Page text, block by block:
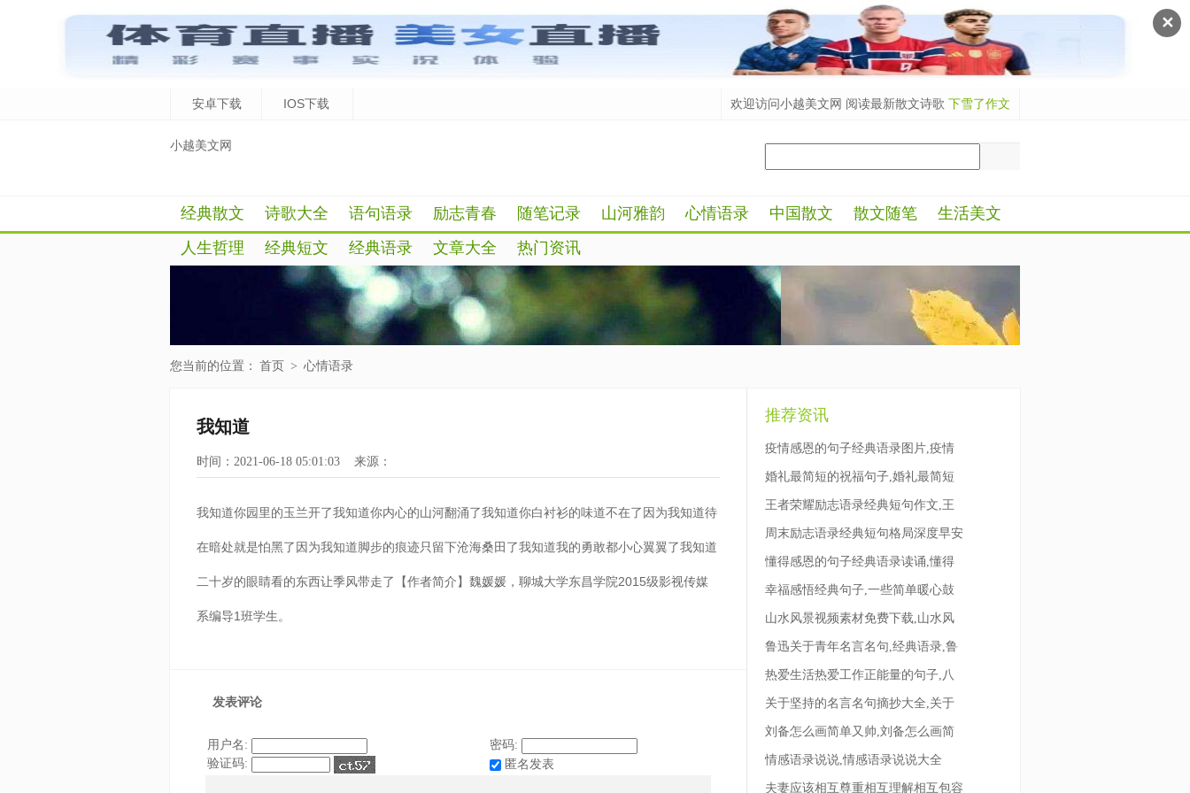
✕
安卓下载 IOS下载 欢迎访问小越美文网 阅读最新散文诗歌 下雪了作文
小越美文网
经典散文 诗歌大全 语句语录 励志青春 随笔记录 山河雅韵 心情语录 中国散文 散文随笔
生活美文
人生哲理
经典短文 经典语录 文章大全 热门资讯
您当前的位置： 首页 > 心情语录
我知道
时间：2021-06-18 05:01:03 来源：
我知道你园里的玉兰开了我知道你内心的山河翻涌了我知道你白衬衫的味道不在了因为我知道待
在暗处就是怕黑了因为我知道脚步的痕迹只留下沧海桑田了我知道我的勇敢都小心翼翼了我知道
二十岁的眼睛看的东西让季风带走了【作者简介】魏媛媛，聊城大学东昌学院2015级影视传媒
系编导1班学生。
发表评论
用户名:
密码:
验证码:
匿名发表
推荐资讯
疫情感恩的句子经典语录图片,疫情
婚礼最简短的祝福句子,婚礼最简短
王者荣耀励志语录经典短句作文,王
周末励志语录经典短句格局深度早安
懂得感恩的句子经典语录读诵,懂得
幸福感悟经典句子,一些简单暖心鼓
山水风景视频素材免费下载,山水风
鲁迅关于青年名言名句,经典语录,鲁
热爱生活热爱工作正能量的句子,八
关于坚持的名言名句摘抄大全,关于
刘备怎么画简单又帅,刘备怎么画简
情感语录说说,情感语录说说大全
夫妻应该相互尊重相互理解相互包容